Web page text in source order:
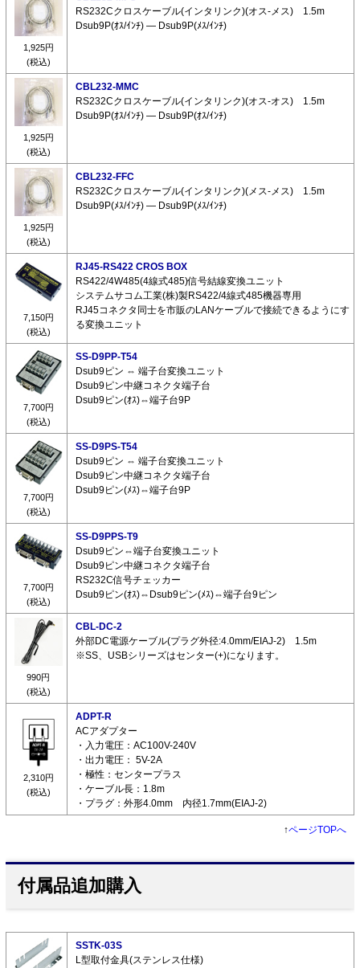
1,925円
(税込)
RS232Cクロスケーブル(インタリンク)(オス-メス) 1.5m
Dsub9P(ｵｽ/ｲﾝﾁ) ― Dsub9P(ﾒｽ/ｲﾝﾁ)
1,925円
(税込)
CBL232-MMC
RS232Cクロスケーブル(インタリンク)(オス-オス) 1.5m
Dsub9P(ｵｽ/ｲﾝﾁ) ― Dsub9P(ｵｽ/ｲﾝﾁ)
1,925円
(税込)
CBL232-FFC
RS232Cクロスケーブル(インタリンク)(メス-メス) 1.5m
Dsub9P(ﾒｽ/ｲﾝﾁ) ― Dsub9P(ﾒｽ/ｲﾝﾁ)
7,150円
(税込)
RJ45-RS422 CROS BOX
RS422/4W485(4線式485)信号結線変換ユニット
システムサコム工業(株)製RS422/4線式485機器専用
RJ45コネクタ同士を市販のLANケーブルで接続できるようにす
る変換ユニット
7,700円
(税込)
SS-D9PP-T54
Dsub9ピン ⇔ 端子台変換ユニット
Dsub9ピン中継コネクタ端子台
Dsub9ピン(ｵｽ)⇔端子台9P
7,700円
(税込)
SS-D9PS-T54
Dsub9ピン ⇔ 端子台変換ユニット
Dsub9ピン中継コネクタ端子台
Dsub9ピン(ﾒｽ)⇔端子台9P
7,700円
(税込)
SS-D9PPS-T9
Dsub9ピン⇔端子台変換ユニット
Dsub9ピン中継コネクタ端子台
RS232C信号チェッカー
Dsub9ピン(ｵｽ)⇔Dsub9ピン(ﾒｽ)⇔端子台9ピン
990円
(税込)
CBL-DC-2
外部DC電源ケーブル(プラグ外径:4.0mm/EIAJ-2) 1.5m
※SS、USBシリーズはセンター(+)になります。
2,310円
(税込)
ADPT-R
ACアダプター
・入力電圧：AC100V-240V
・出力電圧： 5V-2A
・極性：センタープラス
・ケーブル長：1.8m
・プラグ：外形4.0mm 内径1.7mm(EIAJ-2)
↑ページTOPへ
付属品追加購入
SSTK-03S
L型取付金具(ステンレス仕様)